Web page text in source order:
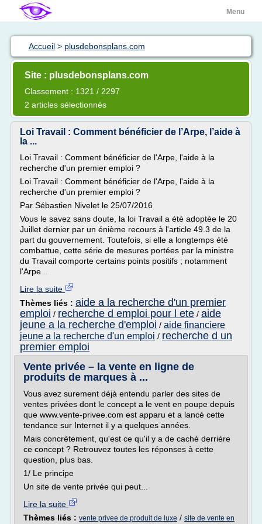
Menu
Accueil > plusdebonsplans.com
Site : plusdebonsplans.com
Classement : 1321 / 2297
2 articles sélectionnés
Loi Travail : Comment bénéficier de l’Arpe, l’aide à
la ...
Loi Travail : Comment bénéficier de l'Arpe, l'aide à la
recherche d'un premier emploi ?
Loi Travail : Comment bénéficier de l'Arpe, l'aide à la
recherche d'un premier emploi ?
Par Sébastien Nivelet le 25/07/2016
Vous le savez sans doute, la loi Travail a été adoptée le 20
Juillet dernier par un énième recours à l'article 49.3 de la
part du gouvernement. Toutefois, si elle a longtemps été
combattue, cette série de mesures portées par la ministre
du Travail comporte certains points positifs ; notamment
l'Arpe...
Lire la suite
Thèmes liés : aide a la recherche d'un premier
emploi / recherche d emploi pour l ete / aide
jeune a la recherche d'emploi / aide financiere
jeune a la recherche d'un emploi / recherche d un
premier emploi
Vente privée – la vente en ligne de
produits de marques à ...
Vous avez surement déjà entendu parler des sites de
ventes privées dont le concept a le vent en poupe depuis
que www.vente-privee.com est apparu et a lancé cette
tendance sur Internet il y a quelques années.
Mais concrètement, qu'est ce qu'il y a de caché derrière
ce concept ? Retrouvez toutes les réponses à cette
question, plus bas.
1/ Le principe
Un site de vente privée qui peut...
Lire la suite
Thèmes liés : vente privee de produit de luxe / site de vente en